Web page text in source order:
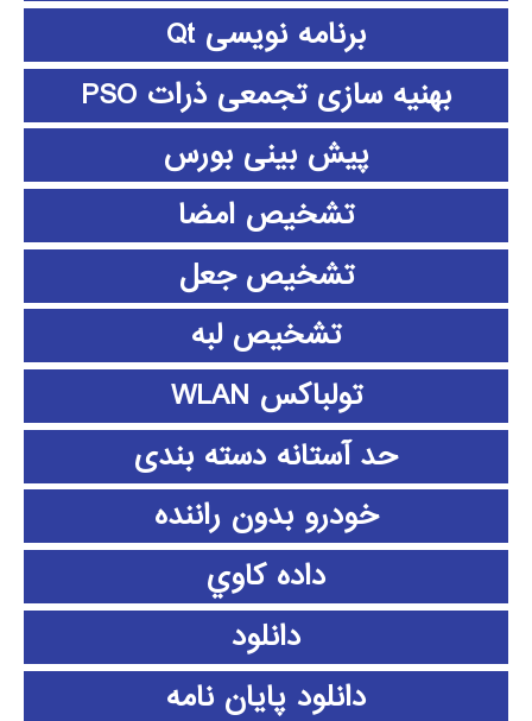
برنامه نویسی Qt
بهنیه سازی تجمعی ذرات PSO
پیش بینی بورس
تشخیص امضا
تشخیص جعل
تشخیص لبه
تولباکس WLAN
حد آستانه دسته بندی
خودرو بدون راننده
داده كاوي
دانلود
دانلود پايان نامه